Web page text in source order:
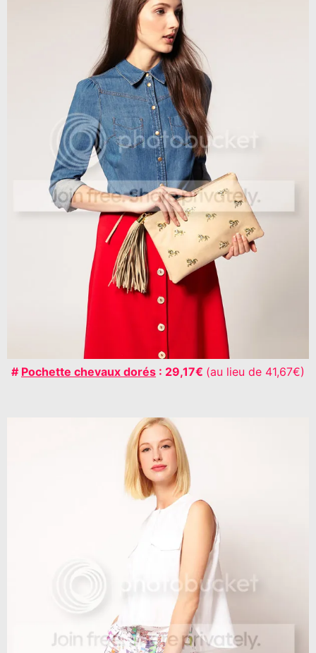
# Pochette chevaux dorés : 29,17€ (au lieu de 41,67€)